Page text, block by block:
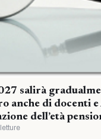
salirà
anche di docenti e
dell’età